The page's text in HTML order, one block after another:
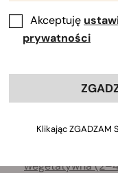
Czytaj dalej, aby
oświetlenia,
Dziennik
tydzień)
Dziennik
wegetatywna
Akceptuję
prywatności
Klikając ZGADZAM